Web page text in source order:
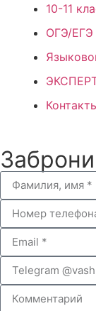
10-11
ОГЭ/ЕГЭ